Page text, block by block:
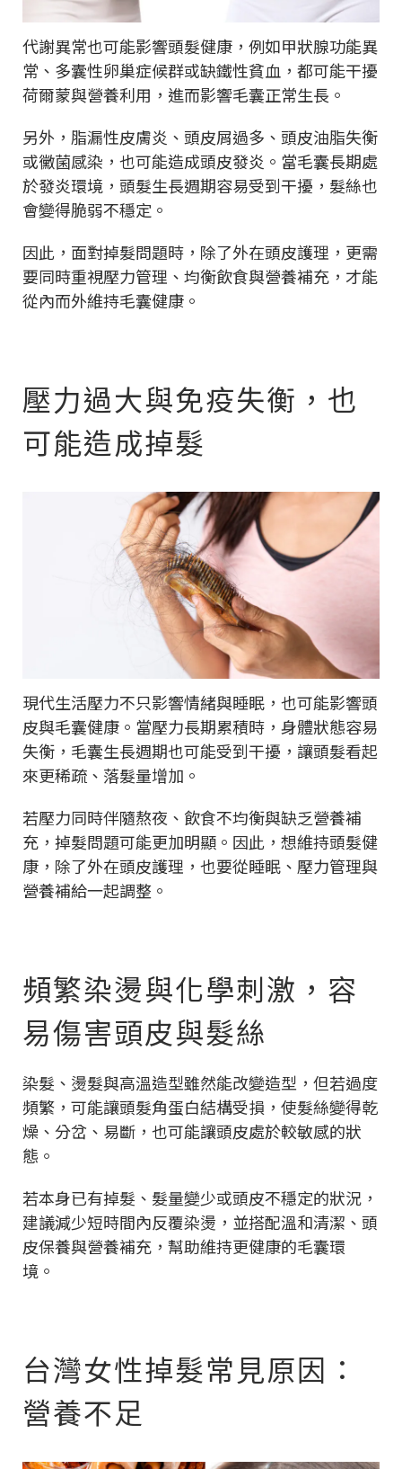
代謝異常也可能影響頭髮健康，例如甲狀腺功能異
常、多囊性卵巢症候群或缺鐵性貧血，都可能干擾
荷爾蒙與營養利用，進而影響毛囊正常生長。
另外，脂漏性皮膚炎、頭皮屑過多、頭皮油脂失衡
或黴菌感染，也可能造成頭皮發炎。當毛囊長期處
於發炎環境，頭髮生長週期容易受到干擾，髮絲也
會變得脆弱不穩定。
因此，面對掉髮問題時，除了外在頭皮護理，更需
要同時重視壓力管理、均衡飲食與營養補充，才能
從內而外維持毛囊健康。
壓力過大與免疫失衡，也
可能造成掉髮
現代生活壓力不只影響情緒與睡眠，也可能影響頭
皮與毛囊健康。當壓力長期累積時，身體狀態容易
失衡，毛囊生長週期也可能受到干擾，讓頭髮看起
來更稀疏、落髮量增加。
若壓力同時伴隨熬夜、飲食不均衡與缺乏營養補
充，掉髮問題可能更加明顯。因此，想維持頭髮健
康，除了外在頭皮護理，也要從睡眠、壓力管理與
營養補給一起調整。
頻繁染燙與化學刺激，容
易傷害頭皮與髮絲
染髮、燙髮與高溫造型雖然能改變造型，但若過度
頻繁，可能讓頭髮角蛋白結構受損，使髮絲變得乾
燥、分岔、易斷，也可能讓頭皮處於較敏感的狀
態。
若本身已有掉髮、髮量變少或頭皮不穩定的狀況，
建議減少短時間內反覆染燙，並搭配溫和清潔、頭
皮保養與營養補充，幫助維持更健康的毛囊環
境。
台灣女性掉髮常見原因：
營養不足